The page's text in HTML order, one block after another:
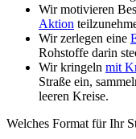
Wir motivieren
Aktion
Wir zerlegen eine
Rohstoffe darin
Wir kringeln mit
Straße ein,
leeren Kreise.
Welches Format für Ihr